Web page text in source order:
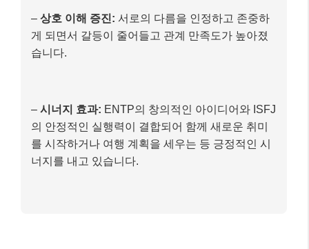
– 상호 이해 증진: 서로의 다름을 인정하고 존중하
게 되면서 갈등이 줄어들고 관계 만족도가 높아졌
습니다.
– 시너지 효과: ENTP의 창의적인 아이디어와 ISFJ
의 안정적인 실행력이 결합되어 함께 새로운 취미
를 시작하거나 여행 계획을 세우는 등 긍정적인 시
너지를 내고 있습니다.